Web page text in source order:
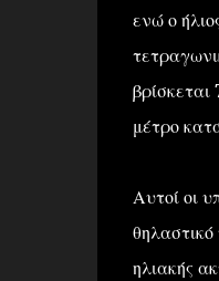
ενώ ο
μέτρο
Αυτοί οι
ηλιακής